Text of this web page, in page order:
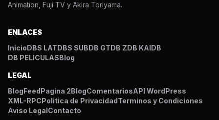
Animation, Fuji TV y Akira Toriyama.
ENLACES
InicioDBS LATDBS SUBDB GTDB ZDB KAIDB
DB PELICULASBlog
LEGAL
BlogFeedPagina 2BlogComentariosAPI WordPress
XML-RPCPolitica de PrivacidadTerminos y Condiciones
Aviso LegalContacto